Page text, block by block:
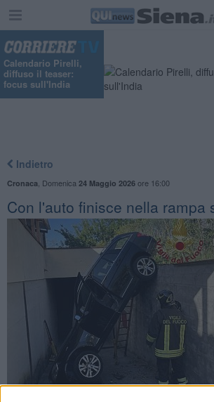
Calendario Pirelli,
diffuso il teaser:
focus sull'India
Indietro
Cronaca Domenica 24 Maggio 2026ore 16:00
Con l'auto finisce nella rampa